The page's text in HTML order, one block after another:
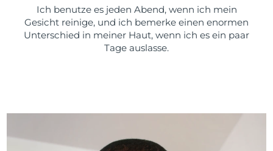
Ich benutze es jeden Abend, wenn ich mein
Gesicht reinige, und ich bemerke einen enormen
Unterschied in meiner Haut, wenn ich es ein paar
Tage auslasse.